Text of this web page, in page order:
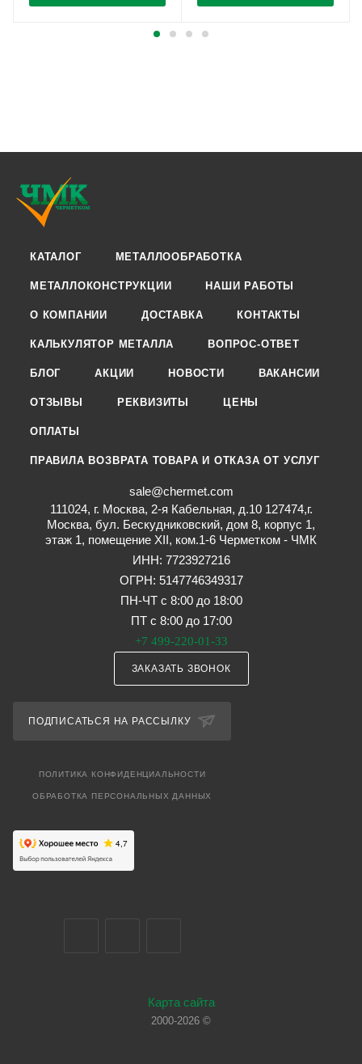
КАТАЛОГ МЕТАЛЛООБРАБОТКА
МЕТАЛЛОКОНСТРУКЦИИ НАШИ РАБОТЫ
О КОМПАНИИ ДОСТАВКА КОНТАКТЫ
КАЛЬКУЛЯТОР МЕТАЛЛА ВОПРОС-ОТВЕТ
БЛОГ АКЦИИ НОВОСТИ ВАКАНСИИ
ОТЗЫВЫ РЕКВИЗИТЫ ЦЕНЫ
ОПЛАТЫ
ПРАВИЛА ВОЗВРАТА ТОВАРА И ОТКАЗА ОТ УСЛУГ
sale@chermet.com
111024, г. Москва, 2-я Кабельная, д.10 127474,г.
Москва, бул. Бескудниковский, дом 8, корпус 1,
этаж 1, помещение XII, ком.1-6 Черметком - ЧМК
ИНН: 7723927216
ОГРН: 5147746349317
ПН-ЧТ с 8:00 до 18:00
ПТ с 8:00 до 17:00
+7 499-220-01-33
ЗАКАЗАТЬ ЗВОНОК
ПОДПИСАТЬСЯ НА РАССЫЛКУ
ПОЛИТИКА КОНФИДЕНЦИАЛЬНОСТИ
ОБРАБОТКА ПЕРСОНАЛЬНЫХ ДАННЫХ
Карта сайта
2000-2026 ©